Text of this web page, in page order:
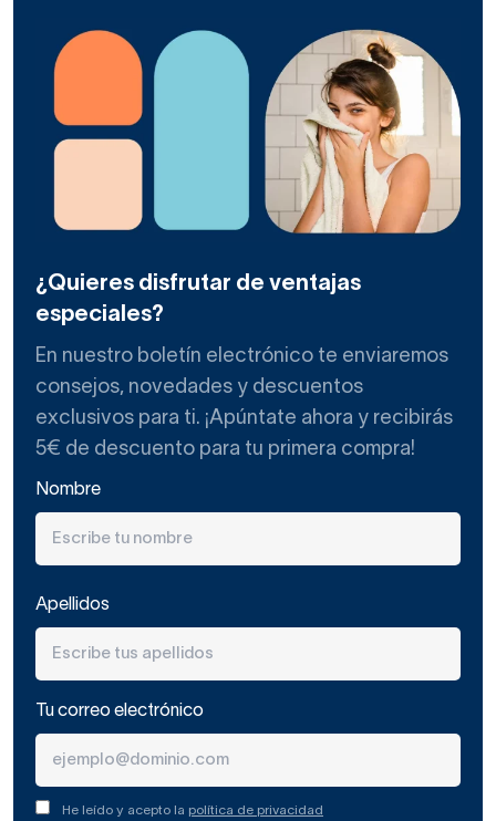
Estos son los acabados más usados en los baños
modernos. El negro y el blanco están ahora muy de moda,
decorados según los
estilos industrial y nórdico.
Si te gustan estos estilos decorativos, consulta nuestro
soporte para secador de color blanco de Royo Group.
qué no consultas los de esta marca y eliges después el
soporte de secador a juego que se coloca en un lateral?
son muebles caros, sino de gama media-baja.
Luego hay algunas líneas más sofisticadas para los
necesita taladro para su instalación.
Royo Group para colgar planchas de pelo, en los mismos
acabados del soporte del secador.
Si prefieres un
pared con taladro o adhesivo de gran resistencia, hay otro
modelo muy práctico en nuestra tienda online, en este
caso hecho de zamak cromado.
Antes de nada, piensa bien qué tipo de accesorios de
¿Quieres disfrutar de ventajas
especiales?
En nuestro boletín electrónico te enviaremos
consejos, novedades y descuentos
exclusivos para ti. ¡Apúntate ahora y recibirás
5€ de descuento para tu primera compra!
Nombre
Apellidos
Tu correo electrónico
He leído y acepto la política de privacidad